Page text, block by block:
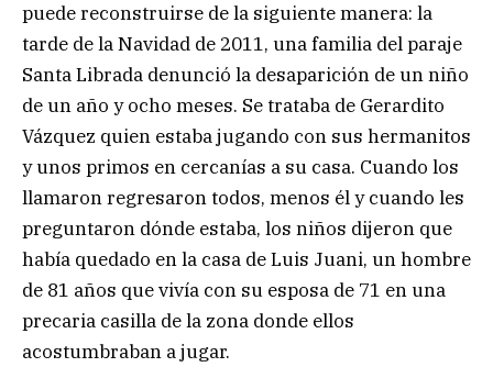
puede reconstruirse de la siguiente manera: la
tarde de la Navidad de 2011, una familia del paraje
Santa Librada denunció la desaparición de un niño
de un año y ocho meses. Se trataba de Gerardito
Vázquez quien estaba jugando con sus hermanitos
y unos primos en cercanías a su casa. Cuando los
llamaron regresaron todos, menos él y cuando les
preguntaron dónde estaba, los niños dijeron que
había quedado en la casa de Luis Juani, un hombre
de 81 años que vivía con su esposa de 71 en una
precaria casilla de la zona donde ellos
acostumbraban a jugar.